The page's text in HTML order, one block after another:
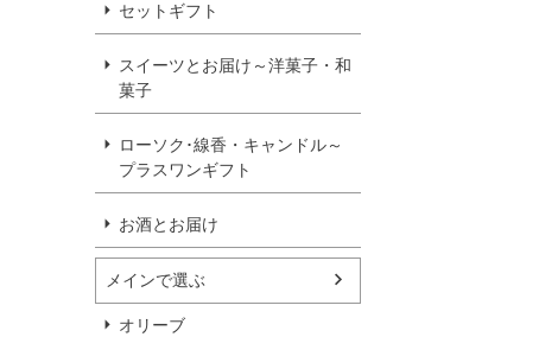
セットギフト
スイーツとお届け～洋菓子・和
菓子
ローソク･線香・キャンドル～
プラスワンギフト
お酒とお届け
メインで選ぶ
オリーブ